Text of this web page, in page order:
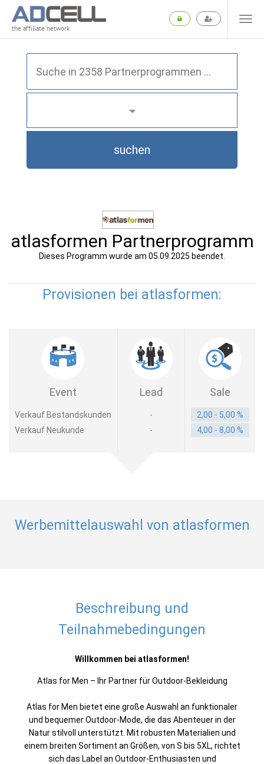
the affiliate network
suchen
atlasformen Partnerprogramm
Dieses Programm wurde am 05.09.2025 beendet.
Provisionen bei atlasformen:
Event Lead Sale
Verkauf Bestandskunden -
2,00 - 5,00 %
Verkauf Neukunde
- 4,00 - 8,00 %
Werbemittelauswahl von atlasformen
Beschreibung und
Teilnahmebedingungen
Willkommen bei atlasformen!
Atlas for Men – Ihr Partner für Outdoor-Bekleidung
Atlas for Men bietet eine große Auswahl an funktionaler
und bequemer Outdoor-Mode, die das Abenteuer in der
Natur stilvoll unterstützt. Mit robusten Materialien und
einem breiten Sortiment an Größen, von S bis 5XL, richtet
sich das Label an Outdoor-Enthusiasten und